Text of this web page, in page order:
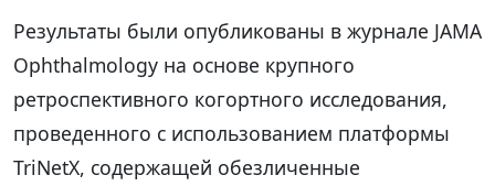
Результаты были опубликованы в журнале JAMA
Ophthalmology на основе крупного
ретроспективного когортного исследования,
проведенного с использованием платформы
TriNetX, содержащей обезличенные